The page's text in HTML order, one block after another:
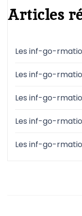
Articles
Les inf-go-
Les inf-go-
Les inf-go-
Les inf-go-
Les inf-go-